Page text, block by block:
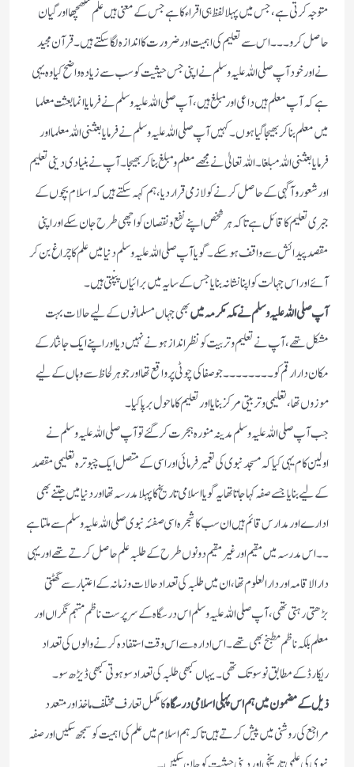
متوجہ کرتی ہے ،جس میں پہلا لفظ ہی اقراء کا ہے جس کے معنی ہیں علم شکھچھا اور گیان
حاصل کرو ۔۔۔ اس سے تعلیم کی اہمیت اور ضرورت کا اندازہ لگا سکتے ہیں ۔ قرآن مجید
نے اور خود آپ صلی اللہ علیہ وسلم نے اپنی جس حیثیت کو سب سے زیادہ واضح کیا وہ یہی
ہے کہ آپ معلم ہیں داعی اور مبلغ ہیں ،آپ صلی اللہ علیہ وسلم نے فرمایا انما بعثت معلما
میں معلم بنا کر بھیجا گیا ہوں ۔ کہیں آپ صلی اللہ علیہ وسلم نے فرمایا بعثنی اللہ معلما اور
فرمایا بعثنی اللہ مبلغا ۔ اللہ تعالیٰ نے مجھے معلم و مبلغ بنا کر بھیجا ۔ آپ نے بنیادی دینی تعلیم
اور شعور و آگہی کے حاصل کرنے کو لازمی قرار دیا ،ہم کہہ سکتے ہیں کہ اسلام بچوں کے
جبری تعلیم کا قائل ہے تاکہ ہر شخص اپنے نفع و نقصان کو اچھی طرح جان سکے اور اپنی
مقصد پیدائش سے واقف ہوسکے ۔ گویا آپ صلی اللہ علیہ وسلم دنیا میں علم کا چراغ بن کر
آئے اور اس جہالت کو اپنا نشانہ بنایا جس کے سایہ میں برائیاں پنپتی ہیں ۔
آپ صلی اللہ علیہ وسلم نے مکہ مکرمہ میںبھی جہاں مسلمانوں کے لیے حالات بہت
مشکل تھے ،آپ نے تعلیم و تربیت کو نظر انداز ہونے نہیں دیا اور اپنے ایک جانثار کے
مکان دار ارقم کو ۔۔۔۔۔۔۔۔جو صفا کی چوٹی پر واقع تھا اور جو ہر لحاظ سے وہاں کے لیے
موزوں تھا، تعلیمی و تربیتی مرکز بنایا اور تعلیم کا ماحول برپا کیا ۔
جب آپ صلی اللہ علیہ وسلم مدینہ منورہ ہجرت کرگئے تو آپ صلی اللہ علیہ وسلم نے
اولین کام یہی کیا کہ مسجد نبوی کی تعمیر فرمائی اور اسی کے متصل ایک چبوترہ تعلیمی مقصد
کے لیے بنایا جسے صفہ کہا جاتا تھا یہ گویا اسلامی تاریخ کا پہلا مدرسہ تھا اور دنیا میں جتنے بھی
ادارے اور مدارس قائم ہیں ان سب کا شجرہ اسی صفئہ نبوی صلی اللہ علیہ وسلم سے ملتا ہے
۔۔ اس مدرسہ میں مقیم اور غیر مقیم دونوں طرح کے طلبہ علم حاصل کرتے تھے اور یہی
دار الاقامہ اور دار العلوم تھا ،ان میں طلبہ کی تعداد حالات و زمانہ کے اعتبار سے گھٹتی
بڑھتی رہتی تھی ،آپ صلی اللہ علیہ وسلم اس درسگاہ کے سرپرست ناظم مہتمم نگراں اور
معلم بلکہ ناظم مطبخ بھی تھے ۔ اس ادارہ سے اس وقت استفادہ کرنے والوں کی تعداد
ریکارڈ کے مطابق نوسو تک تھی ۔ یہاں کبھی طلبہ کی تعداد سو ہوتی کبھی ڈیڑھ سو ۔
ذیل کے مضمون میں ہم اس پہلی اسلامی درسگاہکا مکمل تعارف مختلف ماخذ اور متعدد
مراجع کی روشنی میں پیش کرتے ہیں تاکہ ہم اسلام میں علم کی اہمیت کو سمجھ سکیں اور صفہ